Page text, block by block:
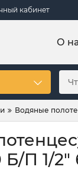
кабинет
О
Водяные
П 1/2"